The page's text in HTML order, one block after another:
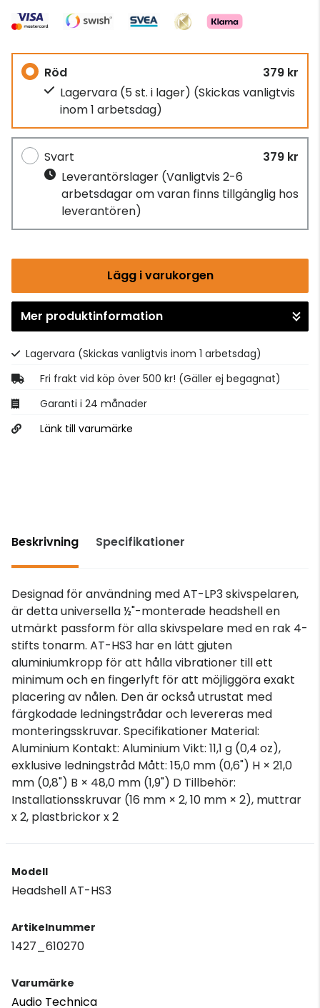
Röd
379 kr
Lagervara (5 st. i lager) (Skickas vanligtvis
inom 1 arbetsdag)
Svart
379 kr
Leverantörslager (Vanligtvis 2-6
arbetsdagar om varan finns tillgänglig hos
leverantören)
Lägg i varukorgen
Gå till kassan
Mer produktinformation
Lagervara (Skickas vanligtvis inom 1 arbetsdag)
Fri frakt vid köp över 500 kr! (Gäller ej begagnat)
Garanti i 24 månader
Länk till varumärke
Beskrivning Specifikationer
Designad för användning med AT-LP3 skivspelaren,
är detta universella ½"-monterade headshell en
utmärkt passform för alla skivspelare med en rak 4-
stifts tonarm. AT-HS3 har en lätt gjuten
aluminiumkropp för att hålla vibrationer till ett
minimum och en fingerlyft för att möjliggöra exakt
placering av nålen. Den är också utrustat med
färgkodade ledningstrådar och levereras med
monteringsskruvar. Specifikationer Material:
Aluminium Kontakt: Aluminium Vikt: 11,1 g (0,4 oz),
exklusive ledningstråd Mått: 15,0 mm (0,6") H × 21,0
mm (0,8") B × 48,0 mm (1,9") D Tillbehör:
Installationsskruvar (16 mm × 2, 10 mm × 2), muttrar
x 2, plastbrickor x 2
Modell
Headshell AT-HS3
Artikelnummer
1427_610270
Varumärke
Audio Technica